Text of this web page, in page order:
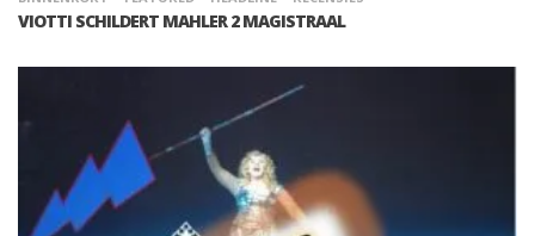
VIOTTI SCHILDERT MAHLER 2 MAGISTRAAL